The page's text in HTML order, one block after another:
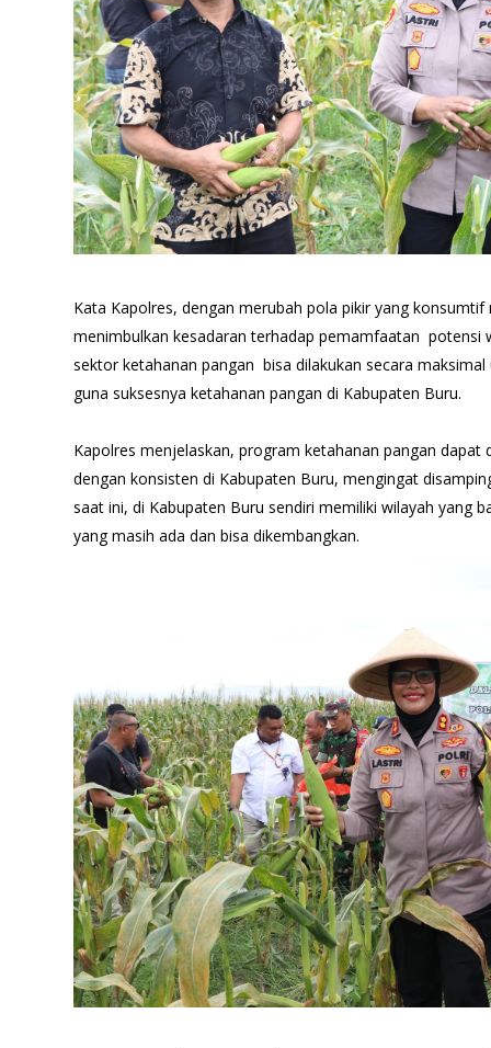
Kata Kapolres, dengan merubah pola pikir yang
menimbulkan kesadaran terhadap pemamfaatan potensi
sektor ketahanan pangan bisa dilakukan secara
guna suksesnya ketahanan pangan di Kabupaten Buru.
Kapolres menjelaskan, program ketahanan pangan dapat
dengan konsisten di Kabupaten Buru, mengingat
saat ini, di Kabupaten Buru sendiri memiliki wilayah yang
yang masih ada dan bisa dikembangkan.